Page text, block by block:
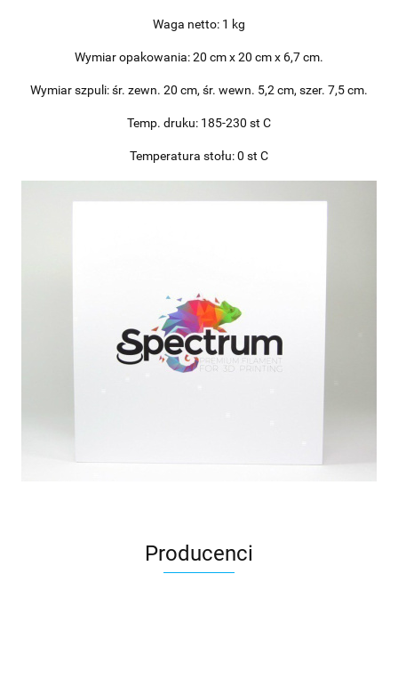
Waga netto: 1 kg
Wymiar opakowania: 20 cm x 20 cm x 6,7 cm.
Wymiar szpuli: śr. zewn. 20 cm, śr. wewn. 5,2 cm, szer. 7,5 cm.
Temp. druku: 185-230 st C
Temperatura stołu: 0 st C
Producenci